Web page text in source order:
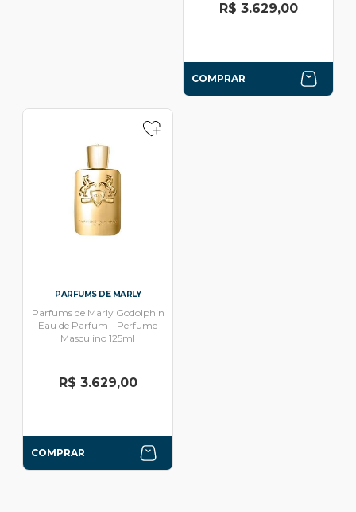
R$ 3.629,00
COMPRAR
PARFUMS DE MARLY
Parfums de Marly Godolphin
Eau de Parfum - Perfume
Masculino 125ml
R$ 3.629,00
COMPRAR